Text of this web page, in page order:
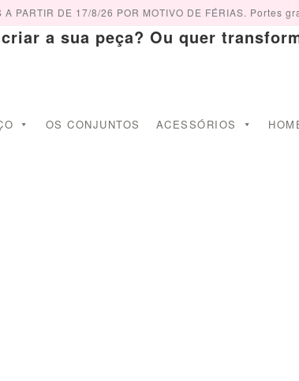
A PARTIR DE 17/8/26 POR MOTIVO DE FÉRIAS. Portes
a sua peça? Ou quer
OS CONJUNTOS ACESSÓRIOS